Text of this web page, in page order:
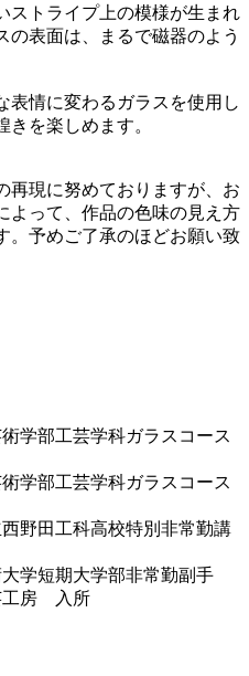
ストライプ上の模様が生まれ
の表面は、まるで磁器のよう
表情に変わるガラスを使用し
を楽しめます。
再現に努めておりますが、お
よって、作品の色味の見え方
。予めご了承のほどお願い致
学部工芸学科ガラスコース
学部工芸学科ガラスコース
野田工科高校特別非常勤講
学短期大学部非常勤副手
工房 入所